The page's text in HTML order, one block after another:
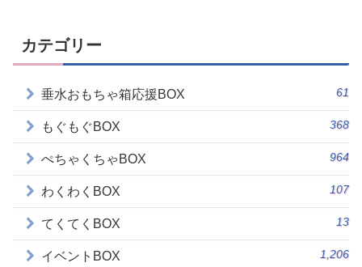
カテゴリー
垂水おもちゃ箱応援BOX 61
もぐもぐBOX 368
ぺちゃくちゃBOX 964
わくわくBOX 107
てくてくBOX 13
イベントBOX 1,206